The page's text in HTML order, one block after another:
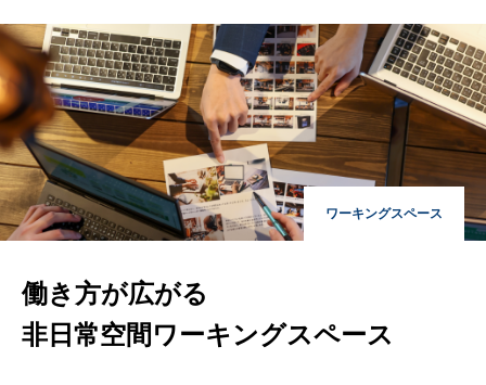
HOME MID BASEとは 店舗一覧 ご利用の流れ ご予約 お
ワーキングスペース
働き方が広がる
非日常空間ワーキングスペース